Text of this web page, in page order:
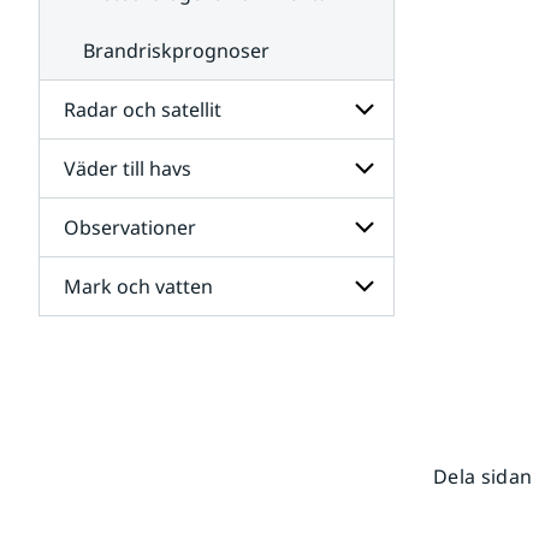
Brandriskprognoser
Radar och satellit
Undersidor
för
Radar
och
satellit
Väder till havs
Undersidor
för
Väder
till
havs
Observationer
Undersidor
för
Mark och vatten
Dela sidan